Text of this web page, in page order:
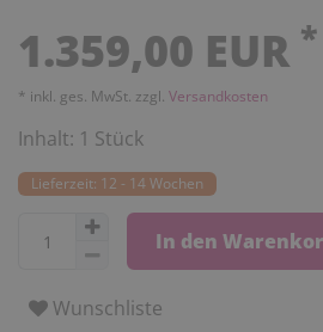
1.359,00 EUR *
* inkl. ges. MwSt. zzgl. Versandkosten
Inhalt: 1 Stück
Lieferzeit: 12 - 14 Wochen
In den
Wunschliste